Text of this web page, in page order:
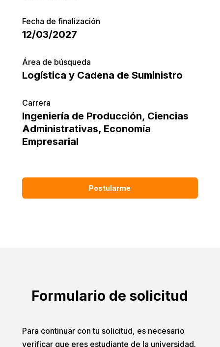
Fecha de finalización
12/03/2027
Área de búsqueda
Logística y Cadena de Suministro
Carrera
Ingeniería de Producción, Ciencias
Administrativas, Economía
Empresarial
Postularme
Formulario de solicitud
Para continuar con tu solicitud, es necesario
verificar que eres estudiante de la universidad.